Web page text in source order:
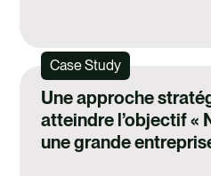
Case Study
Une approche
atteindre l’objectif «
une grande